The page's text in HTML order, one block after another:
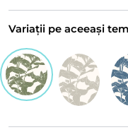
Variații pe aceeași